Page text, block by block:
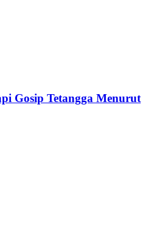
Gosip Tetangga Menurut